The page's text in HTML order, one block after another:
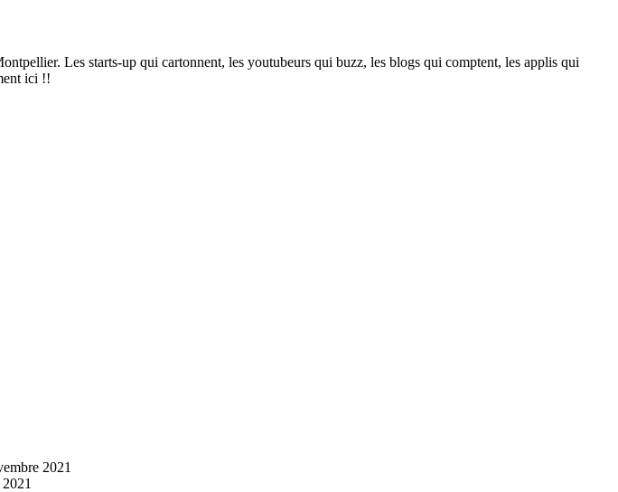
Les starts-up qui cartonnent, les youtubeurs qui buzz, les blogs qui comptent, les applis qui
ici !!
2021